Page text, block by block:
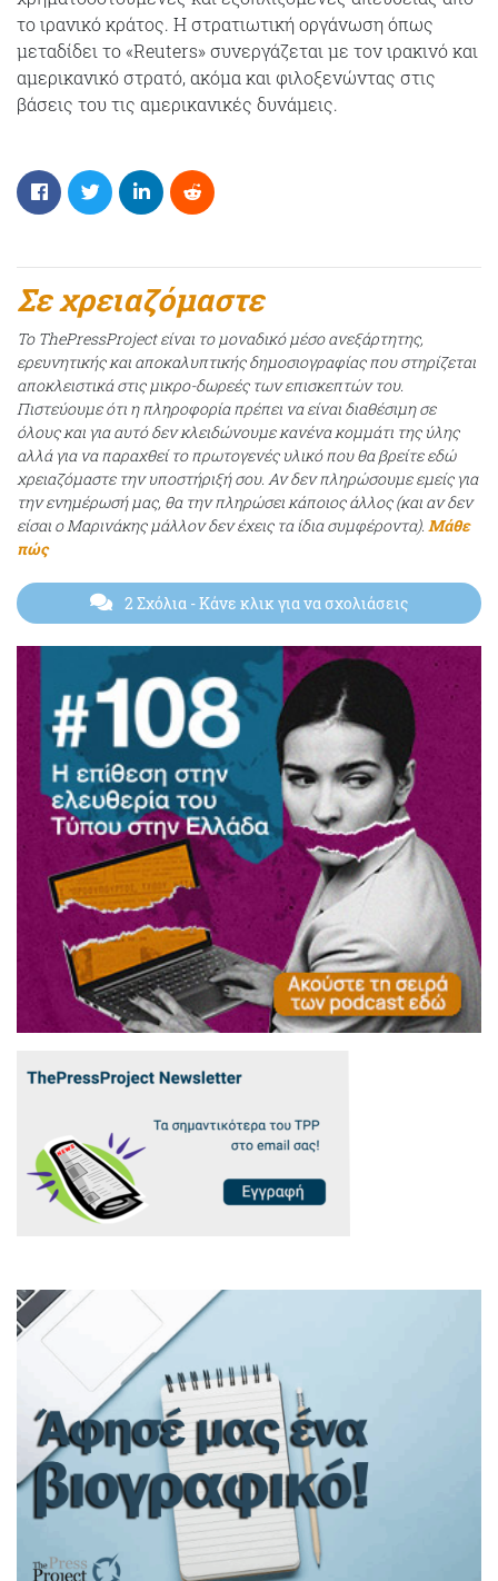
το ιρανικό κράτος. Η στρατιωτική οργάνωση όπως
μεταδίδει το «Reuters» συνεργάζεται με τον ιρακινό και
αμερικανικό στρατό, ακόμα και φιλοξενώντας στις
βάσεις του τις αμερικανικές δυνάμεις.
Σε χρειαζόμαστε
Το ThePressProject είναι το μοναδικό μέσο ανεξάρτητης,
ερευνητικής και αποκαλυπτικής δημοσιογραφίας που στηρίζεται
αποκλειστικά στις μικρο-δωρεές των επισκεπτών του.
Πιστεύουμε ότι η πληροφορία πρέπει να είναι διαθέσιμη σε
όλους και για αυτό δεν κλειδώνουμε κανένα κομμάτι της ύλης
αλλά για να παραχθεί το πρωτογενές υλικό που θα βρείτε εδώ
χρειαζόμαστε την υποστήριξή σου. Αν δεν πληρώσουμε εμείς για
την ενημέρωσή μας, θα την πληρώσει κάποιος άλλος (και αν δεν
είσαι ο Μαρινάκης μάλλον δεν έχεις τα ίδια συμφέροντα). Μάθε
πώς
2 Σχόλια - Κάνε κλικ για να σχολιάσεις